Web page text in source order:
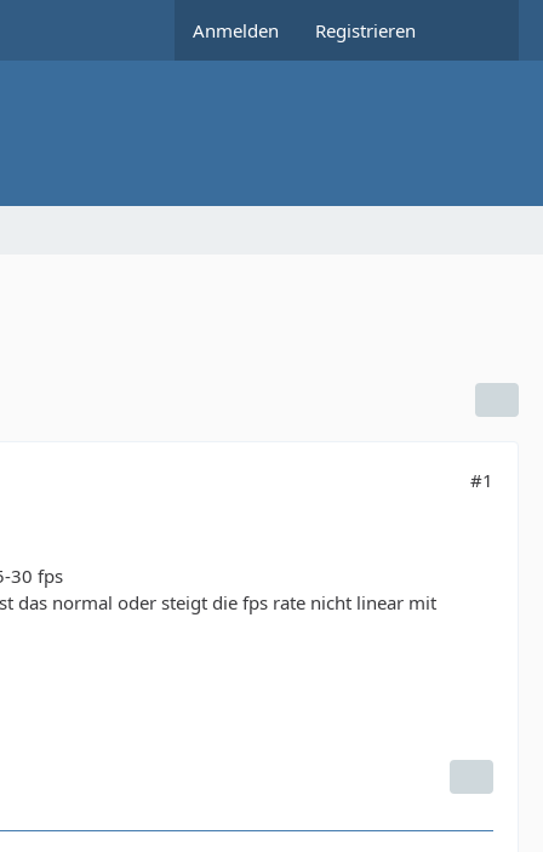
Anmelden Registrieren
#1
30 fps
das normal oder steigt die fps rate nicht linear mit